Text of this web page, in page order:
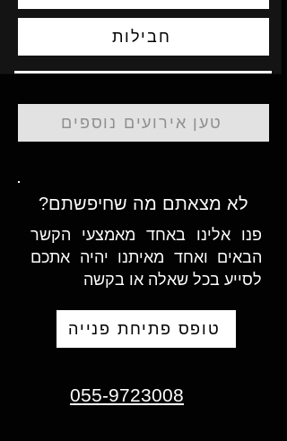
חבילות
טען אירועים נוספים
לא מצאתם מה שחיפשתם?
פנו אלינו באחד מאמצעי הקשר
הבאים ואחד מאיתנו יהיה אתכם
לסייע בכל שאלה או בקשה
טופס פתיחת פנייה
055-9723008